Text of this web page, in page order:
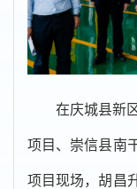
在庆城县新
项目、崇信县南
项目现场，胡昌